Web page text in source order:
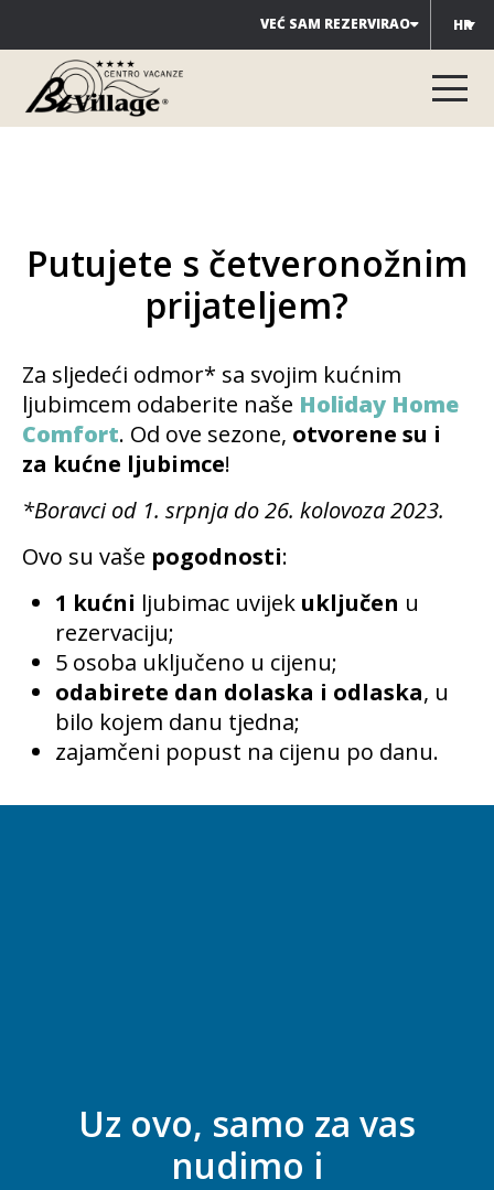
na
sadržaj
VEĆ SAM REZERVIRAO HR
Putujete s četveronožnim
prijateljem?
Za sljedeći odmor* sa svojim kućnim
ljubimcem odaberite naše Holiday Home
Comfort. Od ove sezone, otvorene su i
za kućne ljubimce!
*Boravci od 1. srpnja do 26. kolovoza 2023.
Ovo su vaše pogodnosti:
1 kućni ljubimac uvijek uključen u
rezervaciju;
5 osoba uključeno u cijenu;
odabirete dan dolaska i odlaska, u
bilo kojem danu tjedna;
zajamčeni popust na cijenu po danu.
Uz ovo, samo za vas
nudimo i